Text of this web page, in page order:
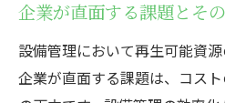
響
企業におけるエネル
持続可能なエネルギ
企業が直面する課題とそ
設備管理において再生可能資
企業が直面する課題は、コス